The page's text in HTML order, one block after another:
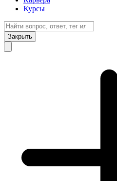
Курсы
Закрыть